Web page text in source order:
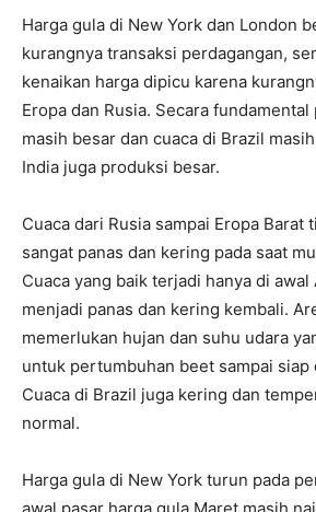
Harga gula di New York dan London
kurangnya transaksi perdagangan,
kenaikan harga dipicu karena
Eropa dan Rusia. Secara
masih besar dan cuaca di Brazil
India juga produksi besar.
Cuaca dari Rusia sampai Eropa Barat
sangat panas dan kering pada saat
Cuaca yang baik terjadi hanya di awal
menjadi panas dan kering kembali.
memerlukan hujan dan suhu udara
untuk pertumbuhan beet sampai siap
Cuaca di Brazil juga kering dan
normal.
Harga gula di New York turun pada